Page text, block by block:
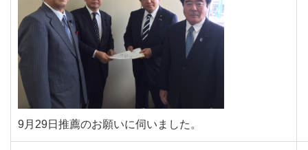
9月29日推薦のお願いに伺いました。